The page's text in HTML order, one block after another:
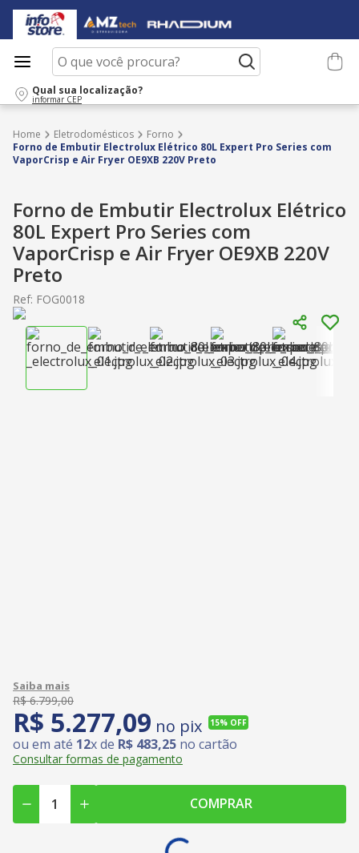
O que você procura?
Qual sua localização?
informar CEP
Eletrodomésticos
Forno
Forno de Embutir Electrolux Elétrico 80L Expert Pro Series com
VaporCrisp e Air Fryer OE9XB 220V Preto
Forno de Embutir Electrolux Elétrico
80L Expert Pro Series com
VaporCrisp e Air Fryer OE9XB 220V
Preto
Ref: FOG0018
R$ 6.799,00
R$ 5.277,09 no pix 15% OFF
ou em até 12x de R$ 483,25 no cartão
Consultar formas de pagamento
COMPRAR